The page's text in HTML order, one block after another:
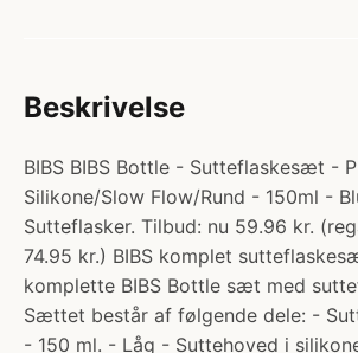
Beskrivelse
BIBS BIBS Bottle - Sutteflaskesæt -
Silikone/Slow Flow/Rund - 150ml -
Sutteflasker. Tilbud: nu 59.96 kr.
74.95 kr.) BIBS komplet
komplette BIBS Bottle sæt med
Sættet består af følgende dele: -
- 150 ml. - Låg - Suttehoved i